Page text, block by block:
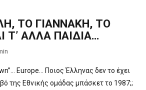
ΤΟ ΓΙΑΝΝΑΚΗ, ΤΟ
Τ’ ΑΛΛΑ ΠΑΙΔΙΑ…
Europe… Ποιος Έλληνας δεν το έχει
της Εθνικής ομάδας μπάσκετ το 1987;;